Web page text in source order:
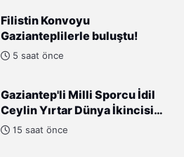
Filistin Konvoyu
Gazianteplilerle buluştu!
5 saat önce
Gaziantep'li Milli Sporcu İdil
Ceylin Yırtar Dünya İkincisi
Oldu15 saat önce